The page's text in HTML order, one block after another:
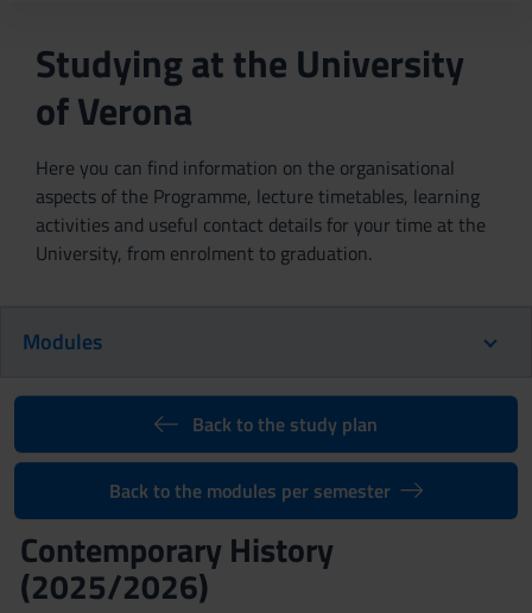
Studying at the University
of Verona
Here you can find information on the organisational
aspects of the Programme, lecture timetables, learning
activities and useful contact details for your time at the
University, from enrolment to graduation.
Modules
Back to the study plan
Back to the modules per semester
Contemporary History
(2025/2026)